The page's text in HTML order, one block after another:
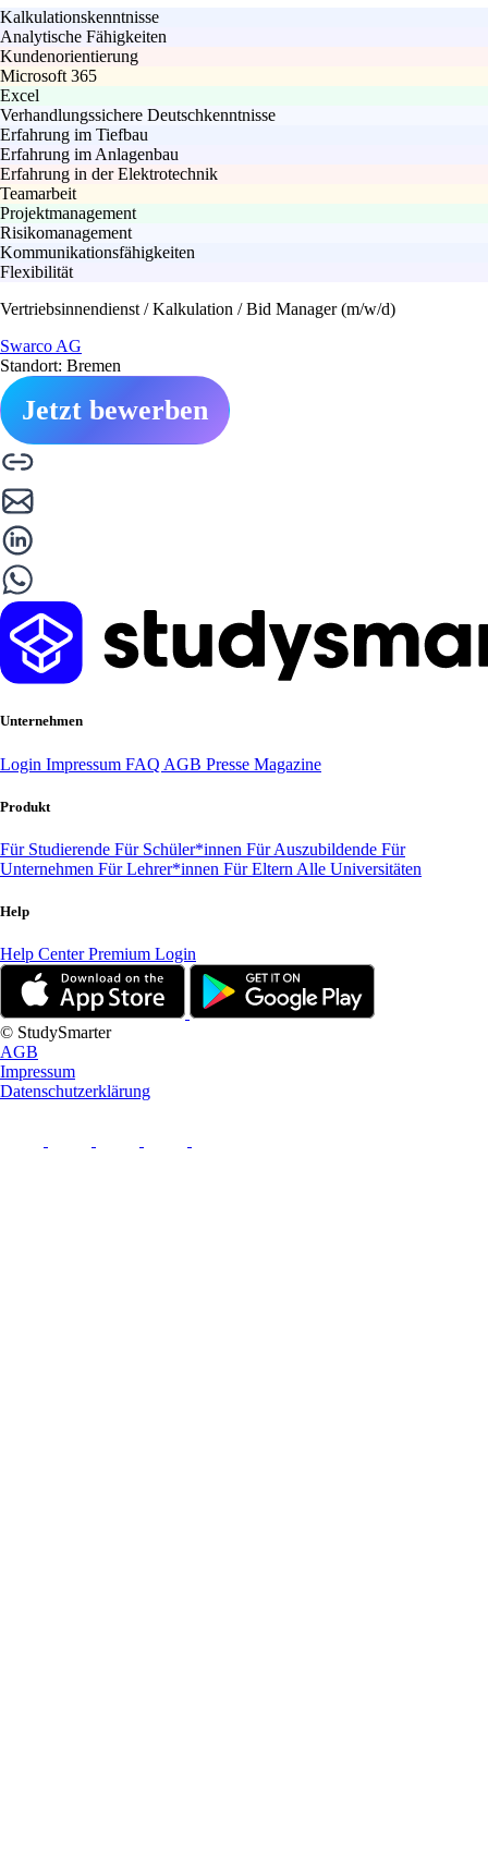
Kalkulationskenntnisse
Analytische Fähigkeiten
Kundenorientierung
Microsoft 365
Excel
Verhandlungssichere Deutschkenntnisse
Erfahrung im Tiefbau
Erfahrung im Anlagenbau
Erfahrung in der Elektrotechnik
Teamarbeit
Projektmanagement
Risikomanagement
Kommunikationsfähigkeiten
Flexibilität
Vertriebsinnendienst / Kalkulation / Bid Manager (m/w/d)
Swarco AG
Standort: Bremen
Jetzt bewerben
Unternehmen
Login Impressum FAQ AGB Presse Magazine
Produkt
Für Studierende Für Schüler*innen Für Auszubildende Für
Unternehmen Für Lehrer*innen Für Eltern Alle Universitäten
Help
Help CenterPremium Login
© StudySmarter
AGB
Impressum
Datenschutzerklärung